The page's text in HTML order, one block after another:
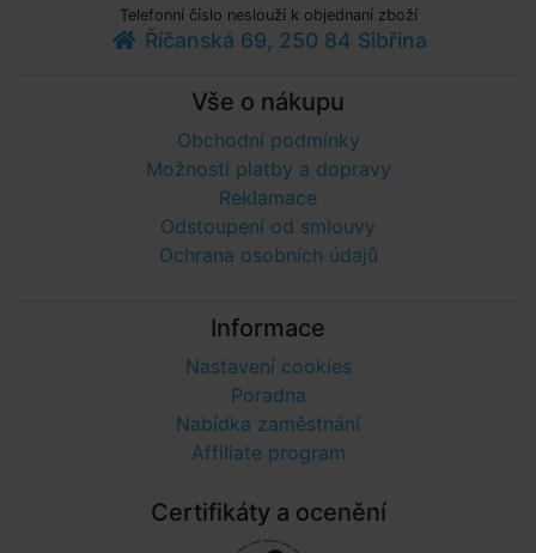
Telefonní číslo neslouží k objednaní zboží
Říčanská 69, 250 84 Sibřina
Vše o nákupu
Obchodní podmínky
Možnosti platby a dopravy
Reklamace
Odstoupení od smlouvy
Ochrana osobních údajů
Informace
Nastavení cookies
Poradna
Nabídka zaměstnání
Affiliate program
Certifikáty a ocenění